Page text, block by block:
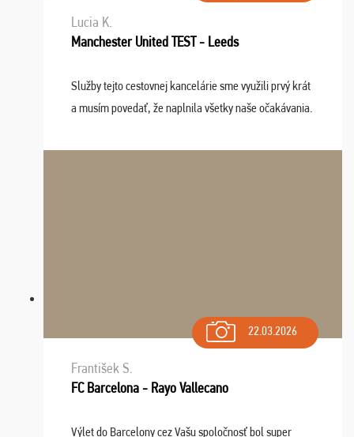
Lucia K.
Manchester United TEST - Leeds
Služby tejto cestovnej kancelárie sme využili prvý krát
a musím povedať, že naplnila všetky naše očakávania.
dispozícii nonstop (milí, profesionálni ...
22.03.2026
František S.
FC Barcelona - Rayo Vallecano
Výlet do Barcelony cez Vašu spoločnosť bol super